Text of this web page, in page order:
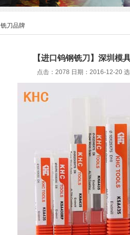
刀品牌
【进口钨钢铣刀】深圳模
点击：2078 日期：2016-12-20